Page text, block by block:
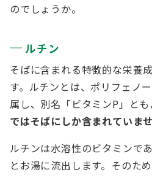
のでしょうか。
ルチン
そばに含まれる特徴的な栄養
す。ルチンとは、ポリフェノ
属し、別名「ビタミンP」とも
ではそばにしか含まれていませ
ルチンは水溶性のビタミンで
とお湯に流出します。そのた